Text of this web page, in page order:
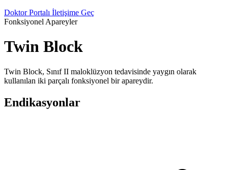
Doktor Portalı İletişime Geç
Fonksiyonel Apareyler
Twin Block
Twin Block, Sınıf II maloklüzyon tedavisinde yaygın olarak
kullanılan iki parçalı fonksiyonel bir apareydir.
Endikasyonlar